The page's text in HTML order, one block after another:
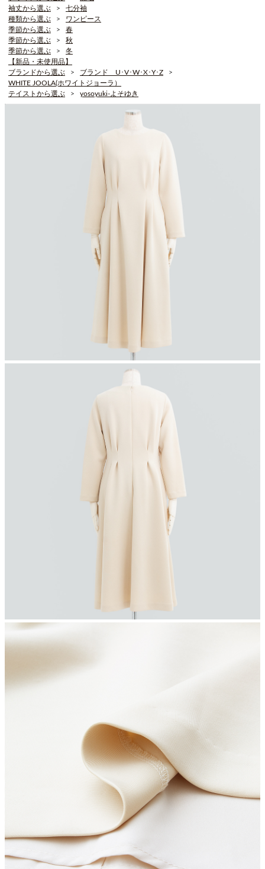
袖丈から選ぶ
七分袖
種類から選ぶ
ワンピース
季節から選ぶ
春
季節から選ぶ
秋
季節から選ぶ
冬
【新品・未使用品】
ブランドから選ぶ
ブランド U･V･W･X･Y･Z
WHITE JOOLA(ホワイトジョーラ）
テイストから選ぶ
yosoyuki-よそゆき